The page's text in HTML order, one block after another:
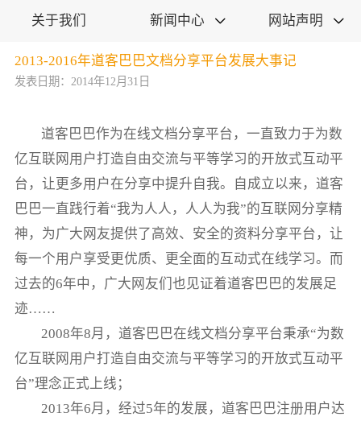
关于我们 新闻中心  网站声明 
2013-2016年道客巴巴文档分享平台发展大事记
发表日期：2014年12月31日
道客巴巴作为在线文档分享平台，一直致力于为数
亿互联网用户打造自由交流与平等学习的开放式互动平
台，让更多用户在分享中提升自我。自成立以来，道客
巴巴一直践行着“我为人人，人人为我”的互联网分享精
神，为广大网友提供了高效、安全的资料分享平台，让
每一个用户享受更优质、更全面的互动式在线学习。而
过去的6年中，广大网友们也见证着道客巴巴的发展足
迹……
2008年8月，道客巴巴在线文档分享平台秉承“为数
亿互联网用户打造自由交流与平等学习的开放式互动平
台”理念正式上线；
2013年6月，经过5年的发展，道客巴巴注册用户达